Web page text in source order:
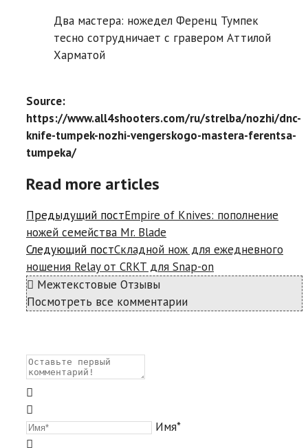
Два мастера: ножедел Ференц Тумпек
тесно сотрудничает с гравером Аттилой
Харматой
Source:
https://www.all4shooters.com/ru/strelba/nozhi/dnc-
knife-tumpek-nozhi-vengerskogo-mastera-ferentsa-
tumpeka/
Read more articles
Предыдущий постEmpire of Knives: пополнение
ножей семейства Mr. Blade
Следующий постСкладной нож для ежедневного
ношения Relay от CRKT для Snap-on
Межтекстовые Отзывы
Посмотреть все комментарии
Имя*